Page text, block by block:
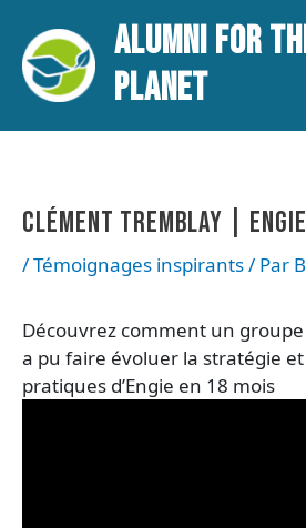
contenu
ALUMNI FOR
PLANET
CLÉMENT TREMBLAY |
/Témoignages inspirants/ Par
Découvrez comment un
a pu faire évoluer la stratégie
pratiques d’Engie en 18 mois
des
articles